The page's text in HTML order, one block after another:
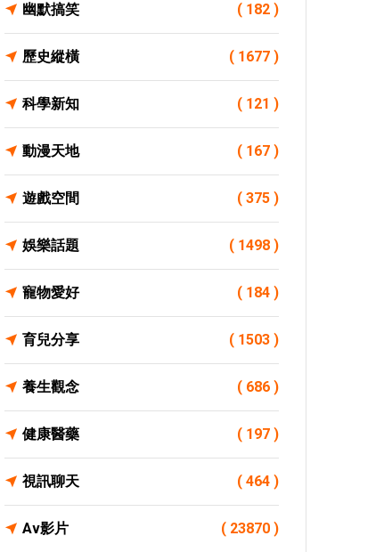
幽默搞笑 ( 182 )
歷史縱橫 ( 1677 )
科學新知 ( 121 )
動漫天地 ( 167 )
遊戲空間 ( 375 )
娛樂話題 ( 1498 )
寵物愛好 ( 184 )
育兒分享 ( 1503 )
養生觀念 ( 686 )
健康醫藥 ( 197 )
視訊聊天 ( 464 )
Av影片 ( 23870 )